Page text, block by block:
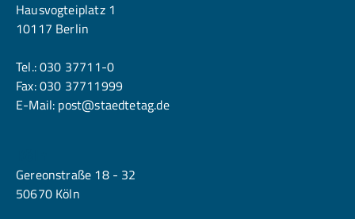
Hausvogteiplatz 1
10117 Berlin
Tel.:030 37711-0
Fax: 030 37711999
E-Mail: post@staedtetag.de
Gereonstraße 18 - 32
50670 Köln